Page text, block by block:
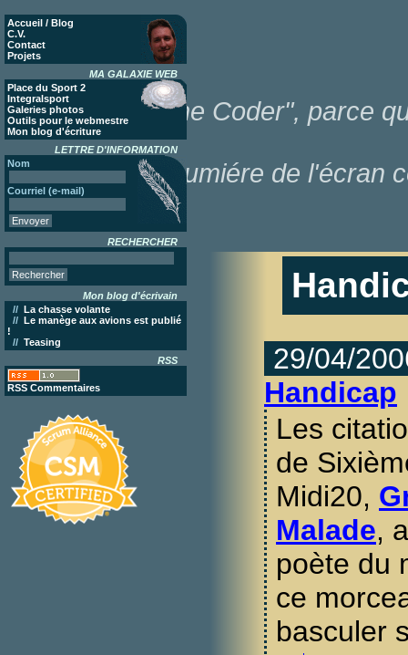
Accueil / Blog
C.V.
Contact
Projets
MA GALAXIE WEB
Place du Sport 2
Integralsport
Galeries photos
Outils pour le webmestre
Mon blog d'écriture
LETTRE D'INFORMATION
Nom
Courriel (e-mail)
RECHERCHER
Mon blog d'écrivain
// La chasse volante
// Le manège aux avions est publié
!
// Teasing
RSS
RSS Commentaires
"Poor Lonesome Coder", parce
dans la lumiére de l'écran
29/04/
Handicap
Les
de
Midi20,
Malade,
poète du
ce
basculer